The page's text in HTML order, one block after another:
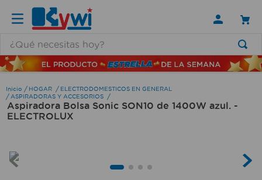
HOGAR
ELECTRODOMESTICOS EN GENERAL
ASPIRADORAS Y ACCESORIOS
Aspiradora Bolsa Sonic SON10 de 1400W azul. -
ELECTROLUX
TÉRMINOS MÁS BUSCADOS
1 .
lamparas
2.
ducha
5.